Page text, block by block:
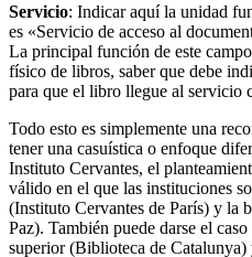
Servicio: Indicar aquí la unidad
es «Servicio de acceso al
La principal función de este
físico de libros, saber que debe
para que el libro llegue al servicio
Todo esto es simplemente una
tener una casuística o enfoque
Instituto Cervantes, el
válido en el que las instituciones
(Instituto Cervantes de París) y la
Paz). También puede darse el
superior (Biblioteca de Catalunya)